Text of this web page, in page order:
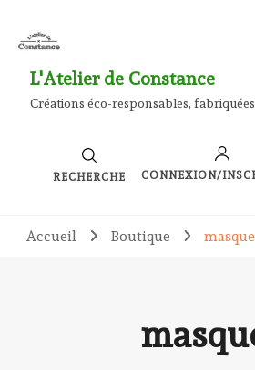
L'Atelier de Constance
Créations éco-responsables,
RECHERCHE CONNEXION/
Accueil Boutique masque